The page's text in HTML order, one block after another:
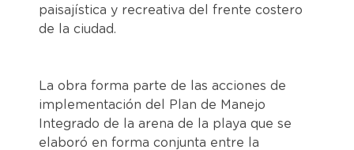
paisajística y recreativa del frente costero
de la ciudad.
La obra forma parte de las acciones de
implementación del Plan de Manejo
Integrado de la arena de la playa que se
elaboró en forma conjunta entre la